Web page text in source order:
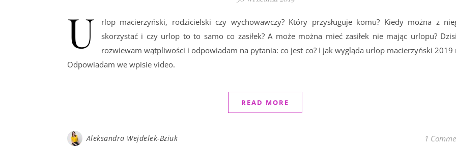
U
rlop macierzyński, rodzicielski czy wychowawczy? Który przysługuje komu? Kiedy można z
skorzystać i czy urlop to to samo co zasiłek? A może można mieć zasiłek nie mając urlopu?
rozwiewam wątpliwości i odpowiadam na pytania: co jest co? I jak wygląda urlop macierzyński 2019
Odpowiadam we wpisie video.
READ MORE
Aleksandra Wejdelek-Bziuk 1